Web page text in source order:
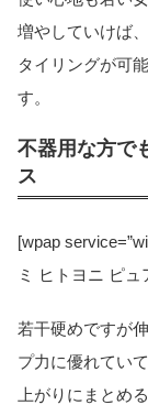
増やしていけば
タイリングが可
す。
不器用な方で
ス
[wpap
ミ ヒトヨニ ピュ
若干硬めですが
プ力に優れてい
上がりにまとめ